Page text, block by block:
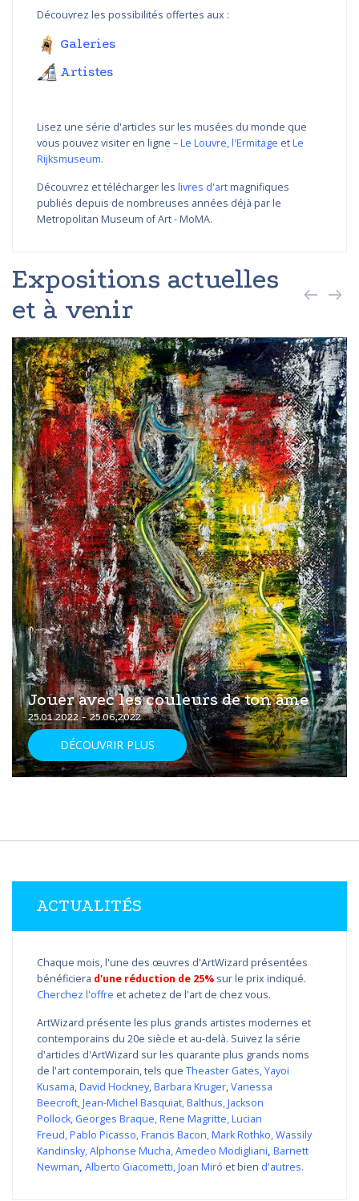
Découvrez les possibilités offertes aux :
Galeries
Artistes
Lisez une série d'articles sur les musées du monde que
vous pouvez visiter en ligne –Le Louvre,l'Ermitage etLe
Rijksmuseum.
Découvrez et télécharger les livres d'artmagnifiques
publiés depuis de nombreuses années déjà par le
Metropolitan Museum of Art - MoMA.
Expositions actuelles
et à venir
Jouer avec les couleurs de ton âme
25.01.2022 - 25.06.2022
DÉCOUVRIR PLUS
ACTUALITÉS
Chaque mois, l'une des œuvres d'ArtWizard présentées
bénéficiera d'une réduction de 25% sur le prix indiqué.
Cherchez l'offre et achetez de l'art de chez vous.
ArtWizard présente les plus grands artistes modernes et
contemporains du 20e siècle et au-delà. Suivez la série
d'articles d'ArtWizard sur les quarante plus grands noms
de l'art contemporain, tels que Theaster Gates,Yayoi
Kusama,David Hockney,Barbara Kruger,Vanessa
Beecroft,Jean-Michel Basquiat,Balthus,Jackson
Pollock, Georges Braque,Rene Magritte,Lucian
Freud,Pablo Picasso,Francis Bacon,Mark Rothko,Wassily
Kandinsky,Alphonse Mucha,Amedeo Modigliani, Barnett
Newman, Alberto Giacometti,Joan Miró et bien d'autres.